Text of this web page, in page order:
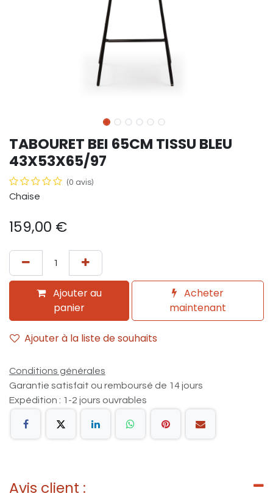
TABOURET BEI 65CM TISSU BLEU
43X53X65/97
(0 avis)
Chaise
159,00 €
Ajouter au
panier
Acheter
maintenant
Ajouter à la liste de souhaits
Conditions générales
Garantie satisfait ou remboursé de 14 jours
Expédition : 1-2 jours ouvrables
Avis client :